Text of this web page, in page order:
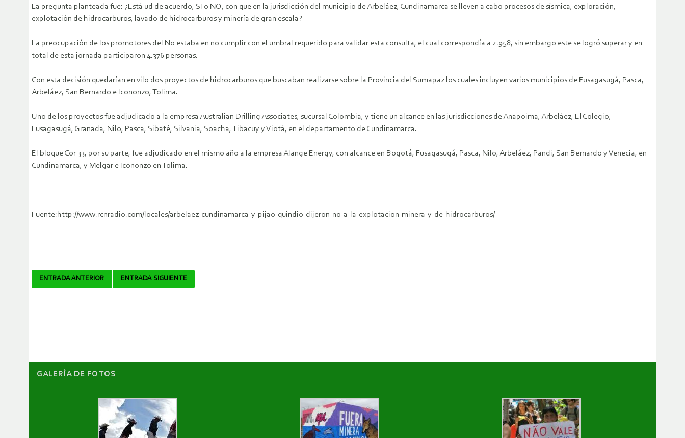
La pregunta planteada fue: ¿Está ud de acuerdo, SI o NO, con que en la jurisdicción del municipio de Arbeláez, Cundinamarca se lleven a cabo procesos de sísmica, exploración,
explotación de hidrocarburos, lavado de hidrocarburos y minería de gran escala?
La preocupación de los promotores del No estaba en no cumplir con el umbral requerido para validar esta consulta, el cual correspondía a 2.958, sin embargo este se logró superar y en
total de esta jornada participaron 4.376 personas.
Con esta decisión quedarían en vilo dos proyectos de hidrocarburos que buscaban realizarse sobre la Provincia del Sumapaz los cuales incluyen varios municipios de Fusagasugá, Pasca,
Arbeláez, San Bernardo e Icononzo, Tolima.
Uno de los proyectos fue adjudicado a la empresa Australian Drilling Associates, sucursal Colombia, y tiene un alcance en las jurisdicciones de Anapoima, Arbeláez, El Colegio,
Fusagasugá, Granada, Nilo, Pasca, Sibaté, Silvania, Soacha, Tibacuy y Viotá, en el departamento de Cundinamarca.
El bloque Cor 33, por su parte, fue adjudicado en el mismo año a la empresa Alange Energy, con alcance en Bogotá, Fusagasugá, Pasca, Nilo, Arbeláez, Pandi, San Bernardo y Venecia, en
Cundinamarca, y Melgar e Icononzo en Tolima.
Fuente:http://www.rcnradio.com/locales/arbelaez-cundinamarca-y-pijao-quindio-dijeron-no-a-la-explotacion-minera-y-de-hidrocarburos/
Navegador
ENTRADA ANTERIOR ENTRADA SIGUIENTE
GALERÌA DE FOTOS